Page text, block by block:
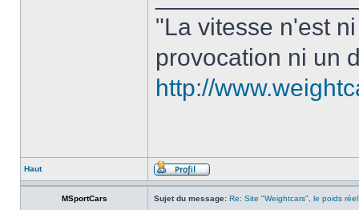
"La vitesse n'est
provocation ni un
http://
Haut
MSportCars Sujet du message: Re: Site "Weightcars", le poids